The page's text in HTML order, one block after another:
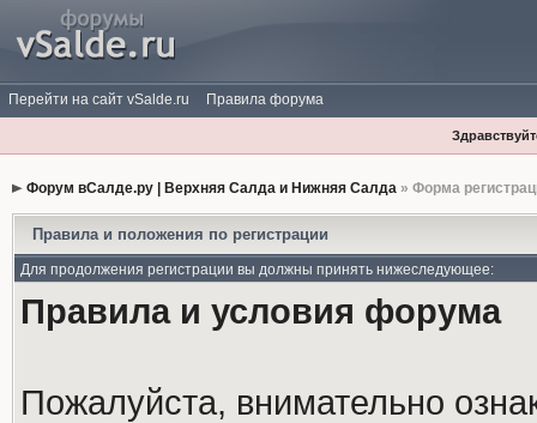
Перейти на сайт vSalde.ru Правила форума
Форум вСалде.ру | Верхняя Салда и Нижняя Салда» Форма
Правила и положения по регистрации
Для продолжения регистрации вы должны принять нижеследующее:
Правила и условия форума
Пожалуйста, внимательно